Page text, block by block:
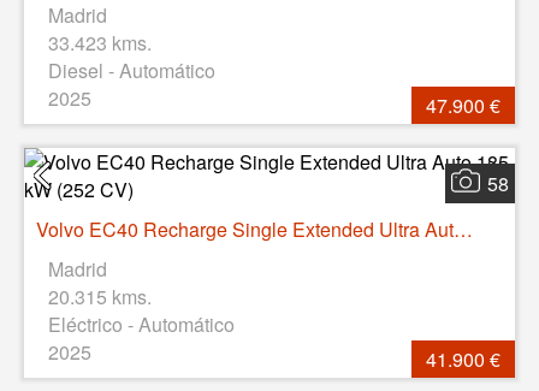
Madrid
33.423 kms.
Diesel - Automático
2025
47.900 €
58
Volvo EC40 Recharge Single Extended Ultra Auto 185 kW (252 CV)
Madrid
20.315 kms.
Eléctrico - Automático
2025
41.900 €